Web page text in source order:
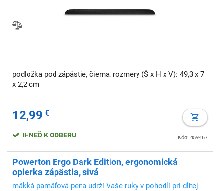
podložka pod zápästie, čierna, rozmery (Š x H x V): 49,3 x 7
x 2,2 cm
12,99 €
Kód: 459467
IHNEĎ K ODBERU
Powerton Ergo Dark Edition, ergonomická
opierka zápästia, sivá
mäkká pamäťová pena udrží Vaše ruky v pohodlí pri dlhej